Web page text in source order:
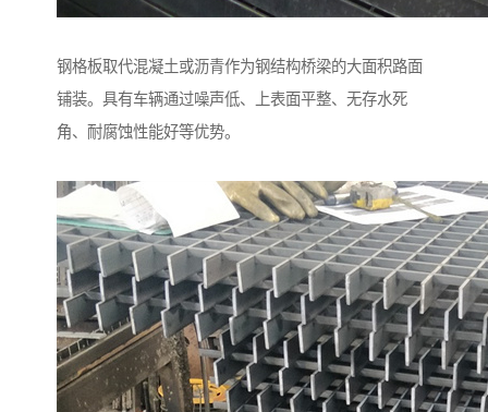
钢格板取代混凝土或沥青作为钢结构桥梁的大面积路面
铺装。具有车辆通过噪声低、上表面平整、无存水死
角、耐腐蚀性能好等优势。